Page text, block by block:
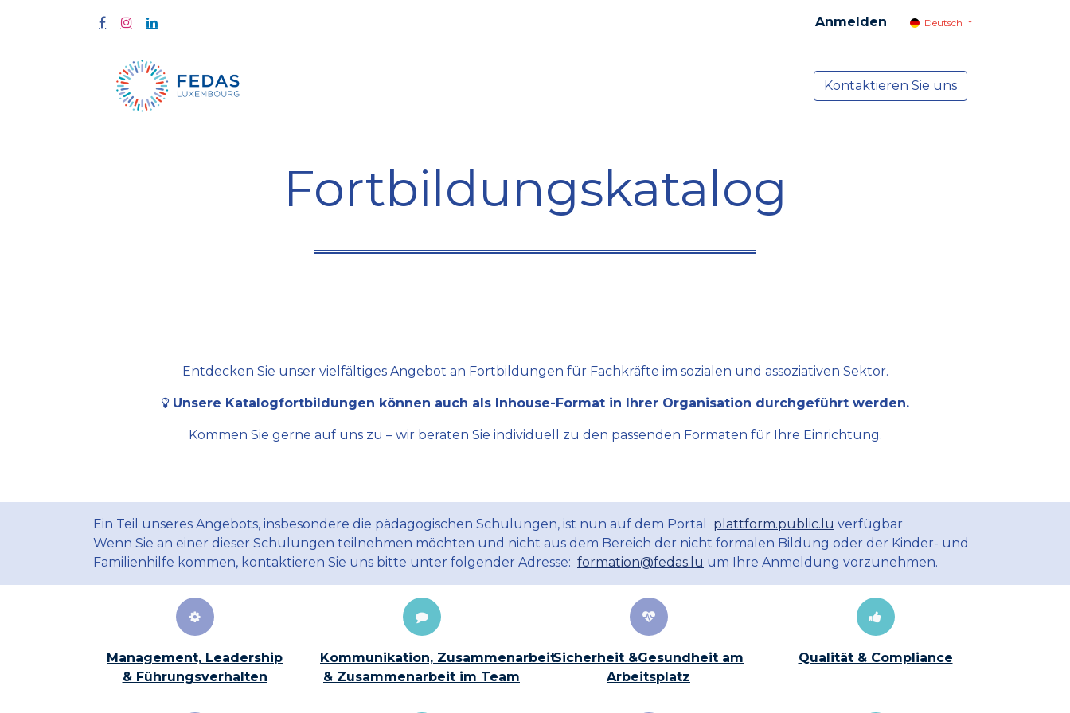
Anmelden Deutsch
NEWS
Kontaktieren Sie uns
Fortbildungskatalog
Entdecken Sie unser vielfältiges Angebot an Fortbildungen für Fachkräfte im sozialen und assoziativen Sektor.
Unsere Katalogfortbildungen können auch als Inhouse-Format in Ihrer Organisation durchgeführt werden.
Kommen Sie gerne auf uns zu – wir beraten Sie individuell zu den passenden Formaten für Ihre Einrichtung.
Ein Teil unseres Angebots, insbesondere die pädagogischen Schulungen, ist nun auf dem Portal plattform.public.lu verfügbar
Wenn Sie an einer dieser Schulungen teilnehmen möchten und nicht aus dem Bereich der nicht formalen Bildung oder der Kinder- und
Familienhilfe kommen, kontaktieren Sie uns bitte unter folgender Adresse: formation@fedas.lu um Ihre Anmeldung vorzunehmen.
Management, Leadership
& Führungsverhalten
Kommunikation, Zusammenarbeit
& Zusammenarbeit im Team
Sicherheit &Gesundheit am
Arbeitsplatz
Qualität & Compliance